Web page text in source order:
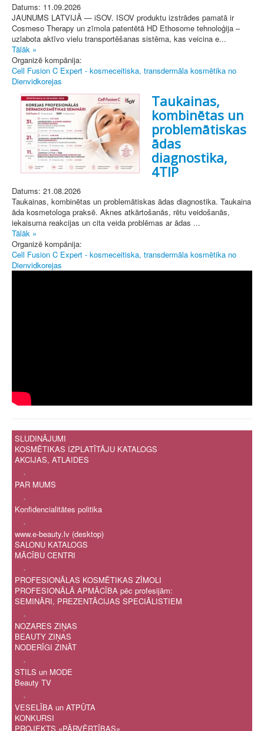
Datums: 11.09.2026
JAUNUMS LATVIJĀ — iSOV. ISOV produktu izstrādes pamatā ir
Cosmeso Therapy un zīmola patentētā HD Ethosome tehnoloģija –
uzlabota aktīvo vielu transportēšanas sistēma, kas veicina e...
Tālāk »
Organizē kompānija:
Cell Fusion C Expert - kosmeceitiska, transdermāla kosmētika no
Dienvidkorejas
Taukainas,
kombinētas un
problemātiskas
ādas
diagnostika,
4TIP
Datums: 21.08.2026
Taukainas, kombinētas un problemātiskas ādas diagnostika. Taukaina
āda kosmetologa praksē. Aknes atkārtošanās, rētu veidošanās,
iekaisuma reakcijas un cita veida problēmas ar ādas ...
Tālāk »
Organizē kompānija:
Cell Fusion C Expert - kosmeceitiska, transdermāla kosmētika no
Dienvidkorejas
SLUDINĀJUMI
KOSMĒTIKAS IZPLATĪTĀJU KATALOGS
AKCIJAS, ATLAIDES
.
PAR MUMS
.
Konfidencialitātes politika
.
www.e-beauty.lv (desktop)
SALONU KATALOGS
MĀCĪBU CENTRI
.
PROFESIONĀLAS KOSMĒTIKAS ZĪMOLI
PROFESIONĀLĀ APMĀCĪBA pēc profesijām:
SEMINĀRI, PREZENTĀCIJAS SPECIĀLISTIEM
.
NOZARES ZIŅAS
BEAUTY ZIŅAS
NODERĪGI ZINĀT
.
STILS un MODE
Beauty TV
.
VESELĪBA un ATPŪTA
KONKURSI
PROJEKTS «PĀRVĒRTĪBAS»